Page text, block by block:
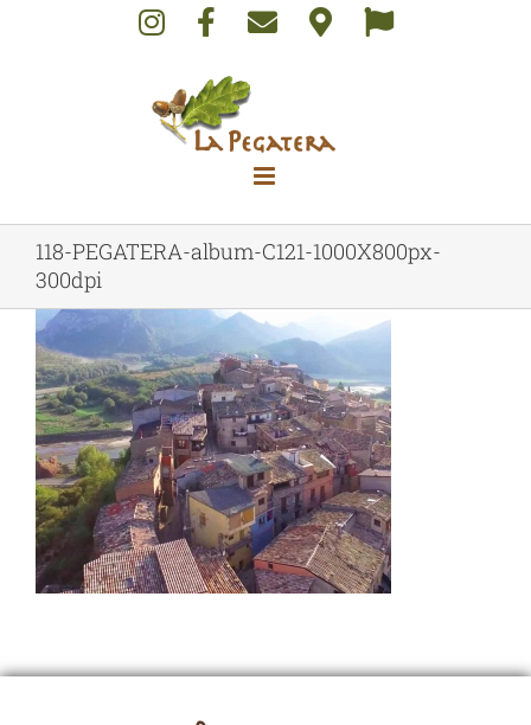
118-PEGATERA-album-C121-1000X800px-
300dpi